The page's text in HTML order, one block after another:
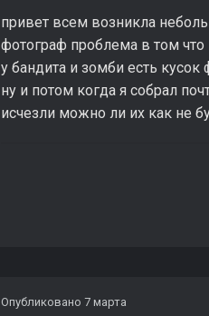
привет всем возникла
фотограф проблема в том
у бандита и зомби есть
ну и потом когда я собрал
исчезли можно ли их как не
Опубликовано 7 марта